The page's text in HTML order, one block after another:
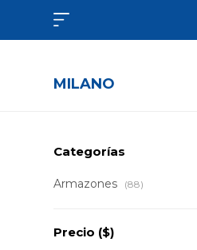

MILANO
Categorías
Armazones (88)
Precio ($)